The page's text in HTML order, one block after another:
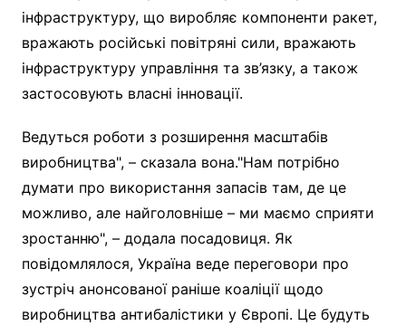
інфраструктуру, що виробляє компоненти ракет,
вражають російські повітряні сили, вражають
інфраструктуру управління та зв’язку, а також
застосовують власні інновації.
Ведуться роботи з розширення масштабів
виробництва", – сказала вона."Нам потрібно
думати про використання запасів там, де це
можливо, але найголовніше – ми маємо сприяти
зростанню", – додала посадовиця. Як
повідомлялося, Україна веде переговори про
зустріч анонсованої раніше коаліції щодо
виробництва антибалістики у Європі. Це будуть